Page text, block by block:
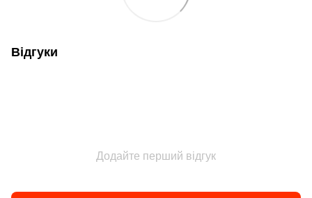
Відгуки
Додайте перший відгук